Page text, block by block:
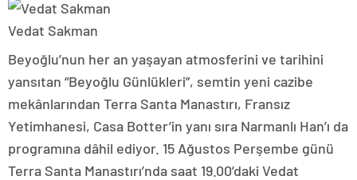
Vedat Sakman
Beyoğlu’nun her an yaşayan atmosferini ve tarihini
yansıtan “Beyoğlu Günlükleri”, semtin yeni cazibe
mekânlarından Terra Santa Manastırı, Fransız
Yetimhanesi, Casa Botter’in yanı sıra Narmanlı Han’ı da
programına dâhil ediyor. 15 Ağustos Perşembe günü
Terra Santa Manastırı’nda saat 19.00’daki Vedat